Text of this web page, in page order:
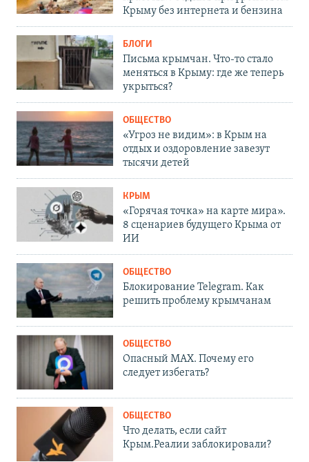
Крыму без интернета и бензина
БЛОГИ
Письма крымчан. Что-то стало
меняться в Крыму: где же теперь
укрыться?
ОБЩЕСТВО
«Угроз не видим»: в Крым на
отдых и оздоровление завезут
тысячи детей
КРЫМ
«Горячая точка» на карте мира».
8 сценариев будущего Крыма от
ИИ
ОБЩЕСТВО
Блокирование Telegram. Как
решить проблему крымчанам
ОБЩЕСТВО
Опасный MAX. Почему его
следует избегать?
ОБЩЕСТВО
Что делать, если сайт
Крым.Реалии заблокировали?